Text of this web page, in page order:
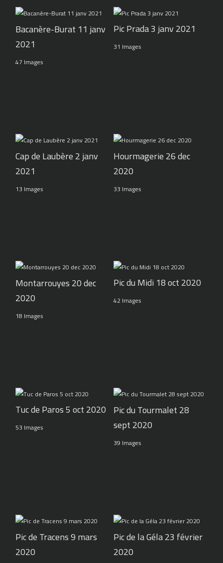
Bacanère-Burat 11 janv
2021
47 Images
Pic Prada 3 janv 2021
31 Images
Cap de Laubère 2 janv
2021
13 Images
Hourmagerie 26 dec
2020
33 Images
Montarrouyes 20 dec
2020
18 Images
Pic du Midi 18 oct 2020
42 Images
Tuc de Paros 5 oct 2020
53 Images
Pic du Tourmalet 28
sept 2020
39 Images
Pic de Tracens 9 mars
2020
Pic de la Géla 23 février
2020